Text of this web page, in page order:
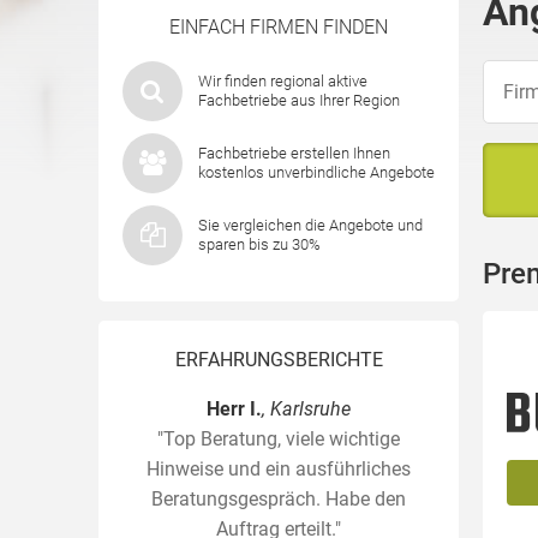
EINFACH FIRMEN FINDEN
Wir finden regional aktive
Fachbetriebe aus Ihrer Region
Fachbetriebe erstellen Ihnen
kostenlos unverbindliche Angebote
Sie vergleichen die Angebote und
sparen bis zu 30%
ERFAHRUNGSBERICHTE
Herr I., Karlsruhe
"Top Beratung, viele wichtige
Hinweise und ein ausführliches
Beratungsgespräch. Habe den
Auftrag erteilt."